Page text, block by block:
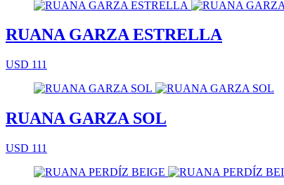
RUANA GARZA ESTRELLA
USD 111
RUANA GARZA SOL
USD 111